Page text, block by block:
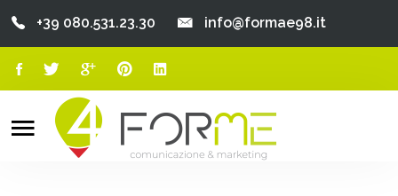
Chi Siamo
+39 080.531.23.30 info@formae98.it
Search